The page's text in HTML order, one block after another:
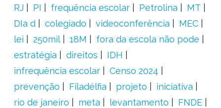
RJ
PI frequência escolar Petrolina
MT
DIa d
colegiado videoconferência
MEC
lei
250mil 18M
fora da escola não pode
estratégia
direitos
IDH
infrequência escolar
Censo 2024
prevenção
Filadélfia projeto
iniciativa
rio de janeiro
meta levantamento
FNDE